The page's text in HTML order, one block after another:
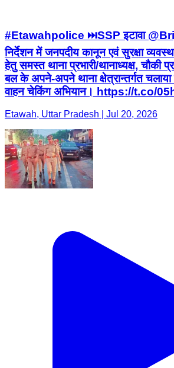
#Etawahpolice ⏭️SSP इटावा
निर्देशन में जनपदीय कानून एवं सुरक्षा
हेतु समस्त थाना प्रभारी/थानाध्यक्ष, चौकी
बल के अपने-अपने थाना क्षेत्रान्तर्गत चलाया
वाहन चेकिंग अभियान। https://t.co/
Etawah, Uttar Pradesh | Jul 20, 2026